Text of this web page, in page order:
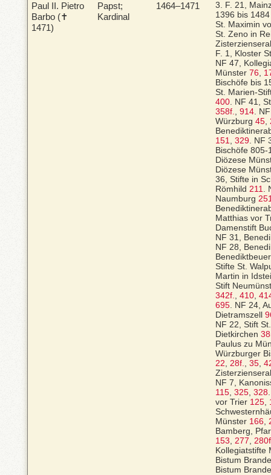
Paul II. Pietro
Barbo (✝
1471)
Papst;
Kardinal
1464–1471
3. F. 21,
1396 bis
St. Maximin
St. Zeno in
F. 1, Kloster
NF 47,
Münster 76,
Bischöfe bis
St. Marien-
400. NF 41,
358f., 914.
Würzburg 45,
151, 329. NF
Bischöfe
Diözese
Diözese
36, Stifte in
Römhild 211.
Naumburg
Matthias vor
Damenstift
NF 31,
NF 28,
Stifte St.
Martin in
Stift
342f., 410,
695. NF 24,
Dietramszell
NF 22, Stift
Dietkirchen
Paulus zu
Würzburger
22, 28f., 35,
NF 7,
115, 325, 328
vor Trier 125,
Münster 166,
Bamberg,
153, 277,
Kollegiatstifte
Bistum
Bistum